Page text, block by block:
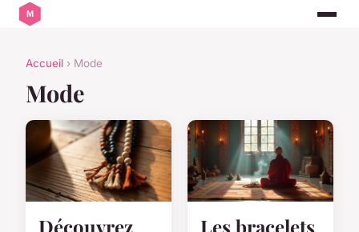
Accueil › Mode
Mode
Découvrez
Les bracelets